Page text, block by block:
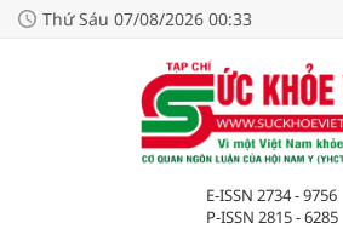
Thứ Sáu 07/08/2026 00:33
E-ISSN 2734 - 9756
P-ISSN 2815 - 6285